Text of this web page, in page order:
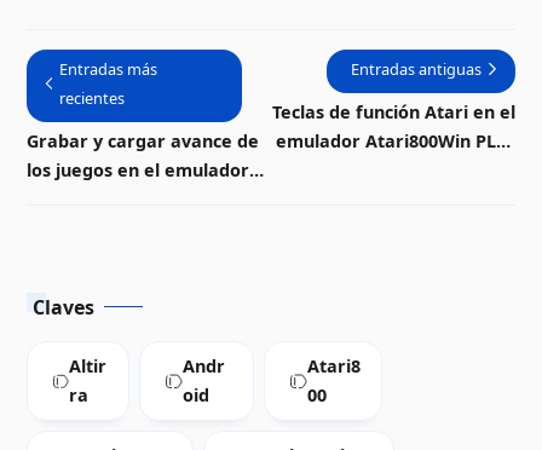
Entradas más
recientes
Grabar y cargar avance de
los juegos en el emulador
Entradas antiguas
Teclas de función Atari en el
emulador Atari800Win PLus
Claves
Altir
ra
Andr
oid
Atari8
00